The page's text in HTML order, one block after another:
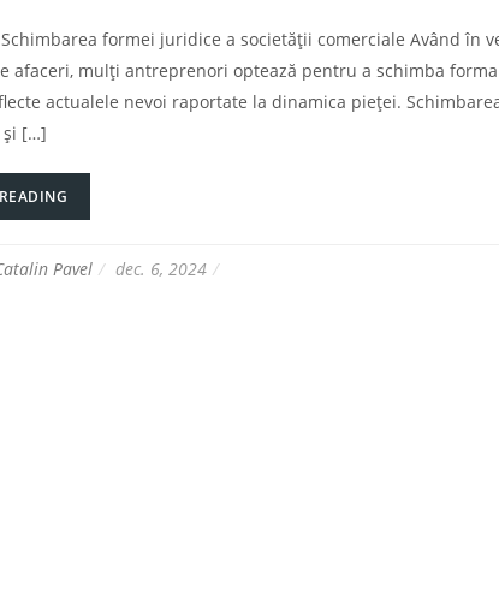
formei juridice a societății comerciale Având în
afaceri, mulți antreprenori optează pentru a schimba
actualele nevoi raportate la dinamica pieței.
și […]
Pavel dec. 6, 2024